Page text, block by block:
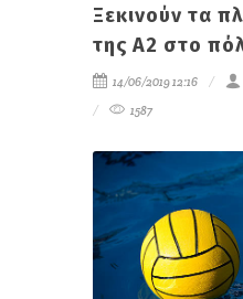
Ξεκινούν τα
της Α2 στο
14/06/2019 12:16
1587